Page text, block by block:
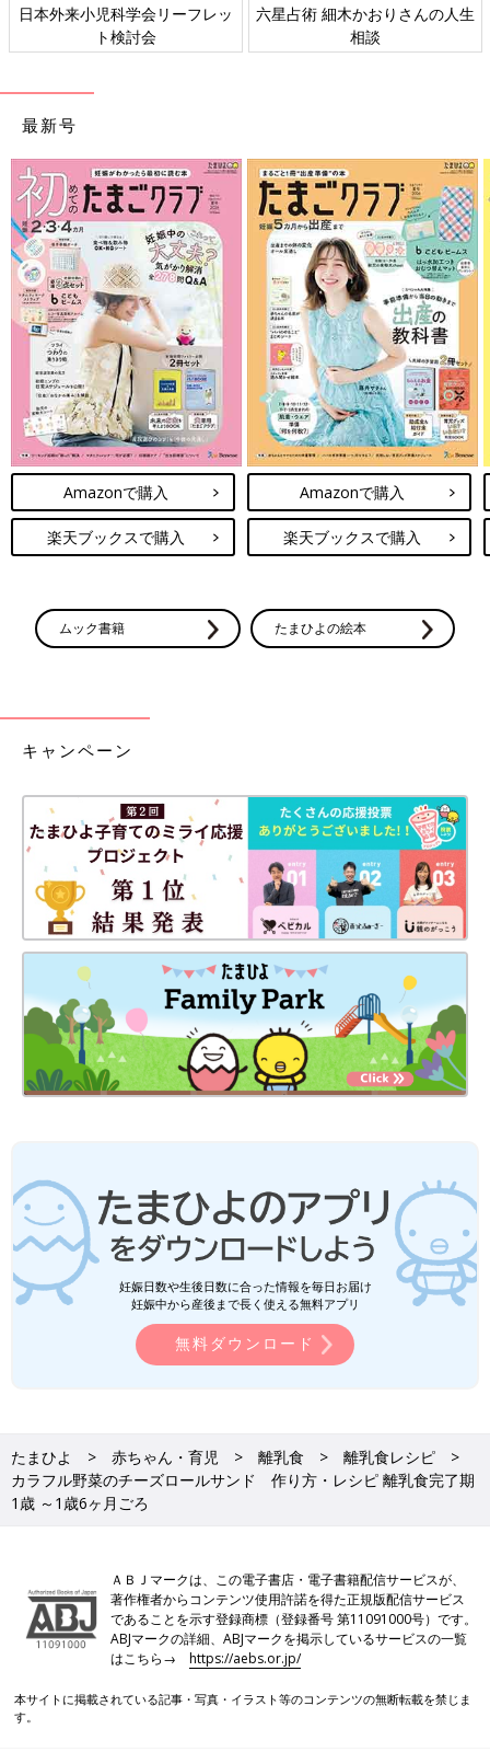
ス たまひよ新百科シリーズ)
忙しいママ&パパのためのフリージング離乳食 (ベネッセ・ムッ
ク たまひよブックス)
Amazonで見る
日本外来小児科学会リーフレッ
ト検討会
六星占術 細木かおりさんの人生
相談
最新号
Amazonで購入
楽天ブックスで購入
Amazonで購入
楽天ブックスで購入
ムック書籍 たまひよの絵本
キャンペーン
妊娠日数や生後日数に合った情報を毎日お届け
妊娠中から産後まで長く使える無料アプリ
無料ダウンロード
たまひよ 赤ちゃん・育児 離乳食
離乳食レシピ
カラフル野菜のチーズロールサンド 作り方・レシピ 離乳食完了期
1歳 ～1歳6ヶ月ごろ
ＡＢＪマークは、この電子書店・電子書籍配信サービスが、
著作権者からコンテンツ使用許諾を得た正規版配信サービス
であることを示す登録商標（登録番号 第11091000号）です。
ABJマークの詳細、ABJマークを掲示しているサービスの一覧
はこちら→https://aebs.or.jp/
本サイトに掲載されている記事・写真・イラスト等のコンテンツの無断転載を禁じま
す。